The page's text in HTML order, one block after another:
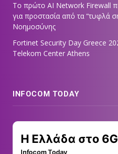
Tο πρώτο AI Network Firewall
για προστασία από τα “τυφλά
Νοημοσύνης
Fortinet Security Day Greece
Telekom Center Athens
INFOCOM TODAY